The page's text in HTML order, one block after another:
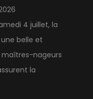
4 juillet, la
belle et
maîtres-nageurs
la